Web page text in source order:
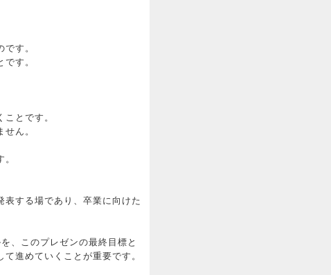
す。
す。
とです。
ん。
する場であり、卒業に向けた
、このプレゼンの最終目標と
進めていくことが重要です。